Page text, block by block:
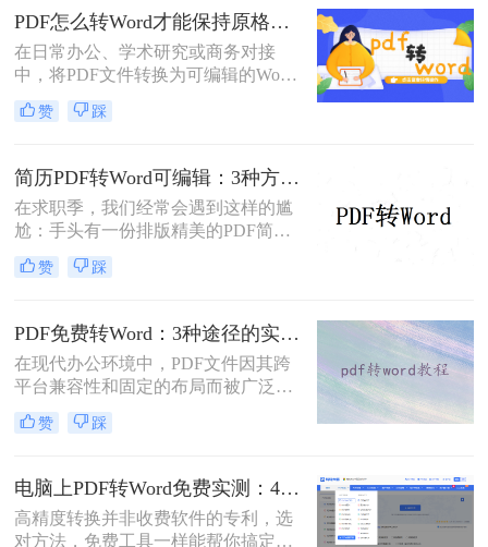
等“惨剧”。面对PDF 转 Word 后排版
全乱/文字错位/串行/乱跑怎么办这一
难题，很多人尝试了各种免费工具却
依然无法解决。
PDF怎么转Word才能保持原格式不变/版式不乱？3种专业有效方法全解析！
在日常办公、学术研究或商务对接
中，将PDF文件转换为可编辑的Word
文档是极高频的需求。但最令人头疼
的往往不是转换本身，而是转换后出
等“惨剧”。因此，很多人都在苦苦寻
找“PDF怎么转Word才能保持原格式
不变/版式不乱”的完美方案。
赞 踩
简历PDF转Word可编辑：3种方法保留排版不乱的实测！
在求职季，我们经常会遇到这样的尴
尬：手头有一份排版精美的PDF简
历，但招聘系统只允许上传Word格
式，或者HR希望能直接在简历上修
怎么转word简历的技巧就显得至关重
要。直接复制粘贴不仅会打乱排版，
还可能丢失关键信息。
赞 踩
PDF免费转Word：3种途径的实际费用、限制和效果对比！
在现代办公环境中，PDF文件因其跨
平台兼容性和固定的布局而被广泛使
用。然而，在需要对内容进行编辑
时，我们往往需要将其转换为Word文
呢？本文将介绍三种常用的免费方法
来实现这一目标。
赞 踩
电脑上PDF转Word免费实测：4个方案的转换效果和注意事项！
高精度转换并非收费软件的专利，选
对方法，免费工具一样能帮你搞定复